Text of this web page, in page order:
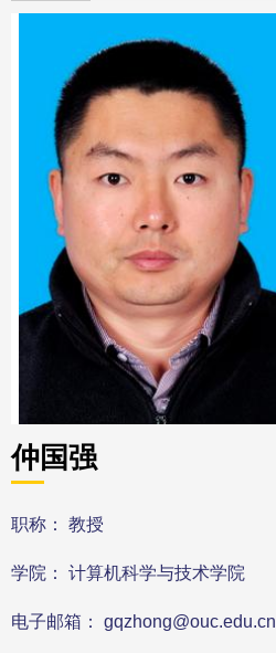
仲国强
职称： 教授
学院： 计算机科学与技术学院
电子邮箱： gqzhong@ouc.edu.cn